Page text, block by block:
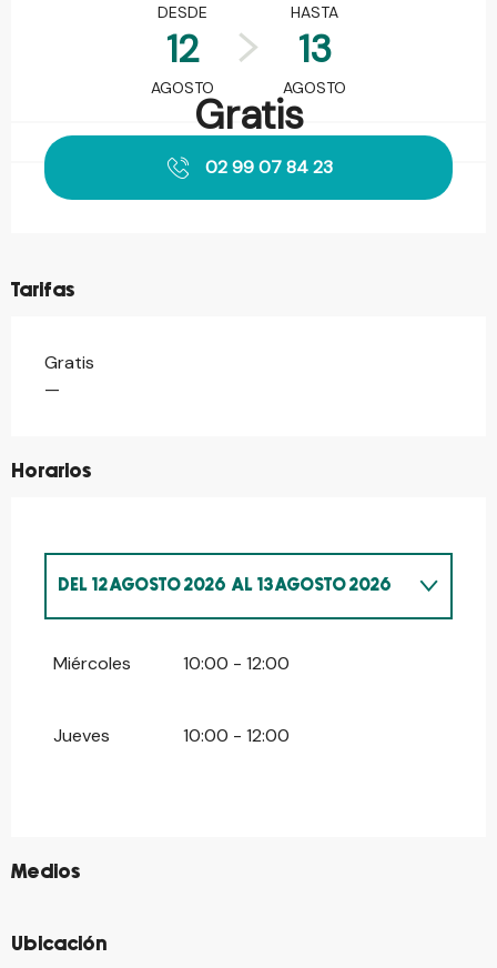
DESDE
12
AGOSTO
HASTA
13
AGOSTO
Gratis
02 99 07 84 23
Tarifas
Gratis
—
Horarios
DEL12 AGOSTO 2026 AL13 AGOSTO 2026
Miércoles 10:00 - 12:00
Jueves 10:00 - 12:00
Medios
©
Ubicación